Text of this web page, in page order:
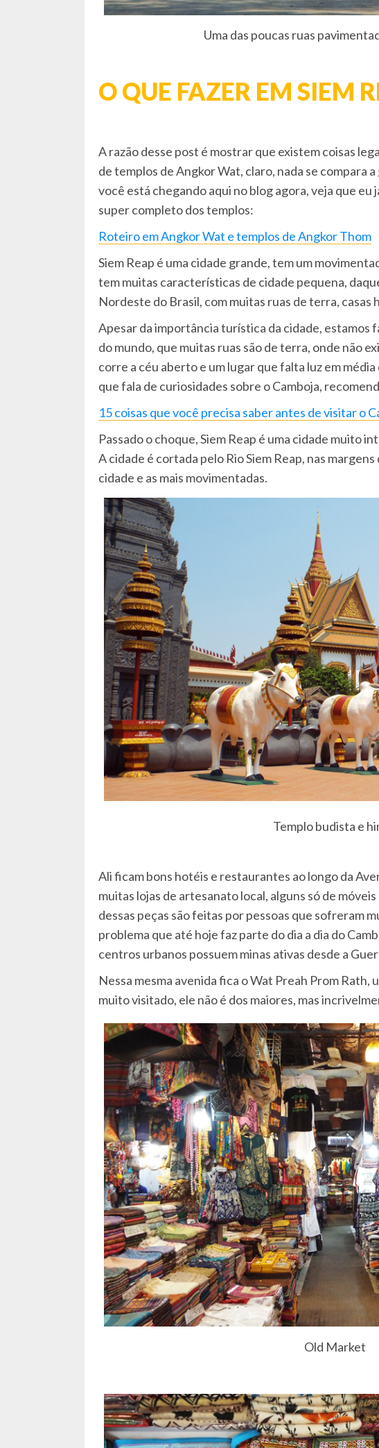
Uma das poucas ruas
O QUE FAZER EM SIEM
A razão desse post é mostrar que existem coisas
de templos de Angkor Wat, claro, nada se compara
você está chegando aqui no blog agora, veja que
super completo dos templos:
Roteiro em Angkor Wat e templos de Angkor Thom
Siem Reap é uma cidade grande, tem um
tem muitas características de cidade pequena,
Nordeste do Brasil, com muitas ruas de terra, casas
Apesar da importância turística da cidade, estamos
do mundo, que muitas ruas são de terra, onde não
corre a céu aberto e um lugar que falta luz em média
que fala de curiosidades sobre o Camboja,
15 coisas que você precisa saber antes de visitar o
Passado o choque, Siem Reap é uma cidade muito
A cidade é cortada pelo Rio Siem Reap, nas
cidade e as mais movimentadas.
Templo budista e
Ali ficam bons hotéis e restaurantes ao longo da
muitas lojas de artesanato local, alguns só de
dessas peças são feitas por pessoas que sofreram
problema que até hoje faz parte do dia a dia do
centros urbanos possuem minas ativas desde a
Nessa mesma avenida fica o Wat Preah Prom Rath,
muito visitado, ele não é dos maiores, mas
Old Market